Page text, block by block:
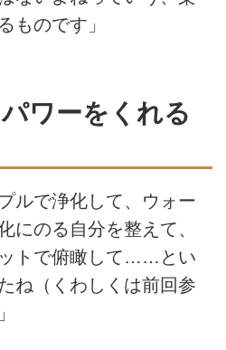
ものです」
ワーをくれる
ルで浄化して、ウォー
にのる自分を整えて、
トで俯瞰して……とい
ね （くわしくは前回参
」